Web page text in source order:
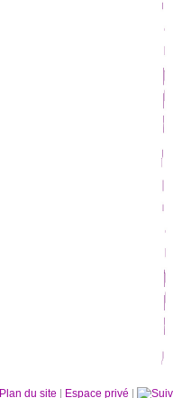
Plan du site Espace privé